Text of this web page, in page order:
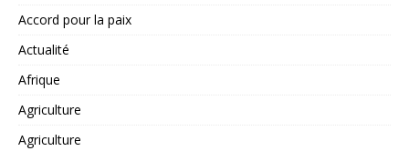
Accord pour la paix
Actualité
Afrique
Agriculture
Agriculture